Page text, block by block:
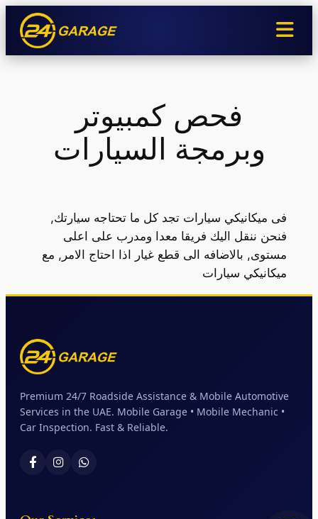
تخطى
فحص كمبيوتر
وبرمجة السيارات
فى ميكانيكي سيارات تجد كل ما تحتاجه سيارتك,
فنحن ننقل اليك فريقا معدا ومدرب على اعلى
مستوى, بالاضافه الى قطع غيار اذا احتاج الامر, مع
ميكانيكي سيارات
Premium 24/7 Roadside Assistance & Mobile Automotive
Services in the UAE. Mobile Garage • Mobile Mechanic •
Car Inspection. Fast & Reliable.